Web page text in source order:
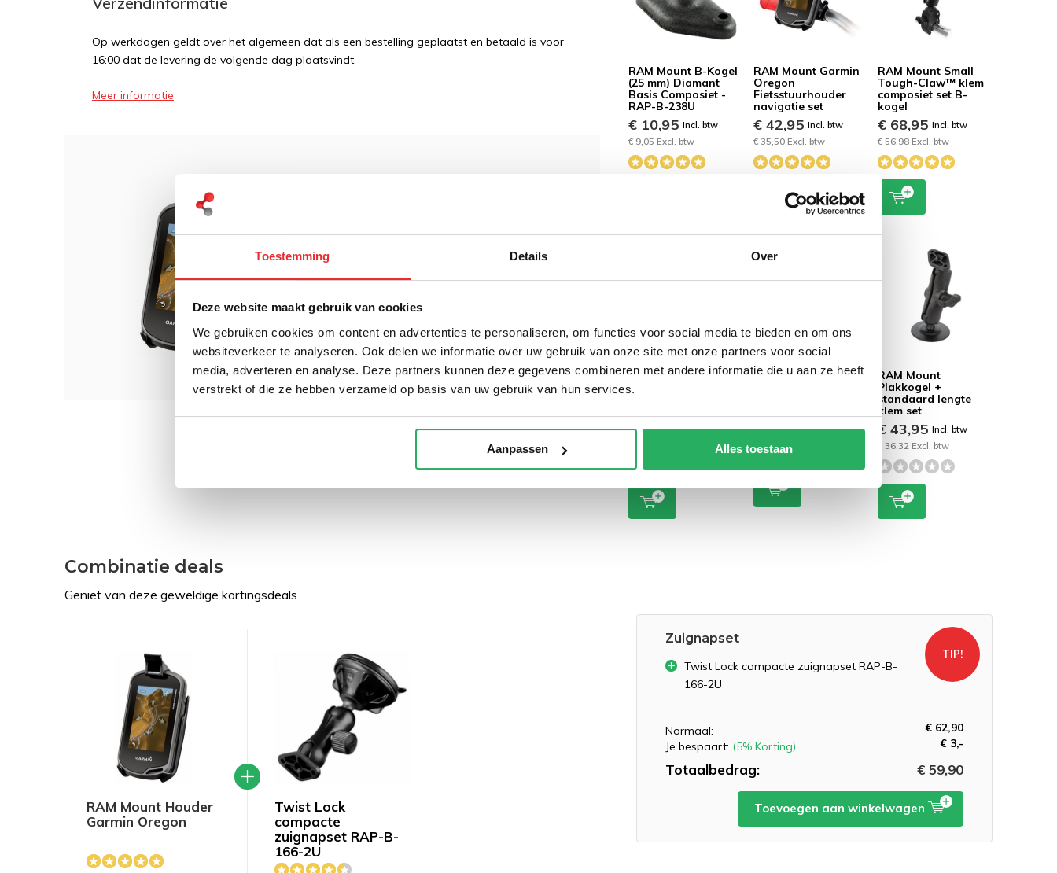
Toestemming Details Over
Deze website maakt gebruik van cookies
We gebruiken cookies om content en advertenties te personaliseren, om functies voor social media te bieden en om ons
websiteverkeer te analyseren. Ook delen we informatie over uw gebruik van onze site met onze partners voor social
media, adverteren en analyse. Deze partners kunnen deze gegevens combineren met andere informatie die u aan ze heeft
verstrekt of die ze hebben verzameld op basis van uw gebruik van hun services.
Aanpassen Alles toestaan
Op werkdagen geldt over het algemeen dat als een bestelling geplaatst en betaald is voor
16:00 dat de levering de volgende dag plaatsvindt.
Meer informatie
Oregon
€ 22,95
winkelwagen
RAM Mount B-Kogel
(25 mm) Diamant
Basis Composiet -
RAP-B-238U
€ 10,95Incl. btw
€ 9,05 Excl. btw
RAM Mount Garmin
Oregon
Fietsstuurhouder
navigatie set
€ 42,95 Incl. btw
€ 35,50 Excl. btw
RAM Mount Small
Tough-Claw™ klem
composiet set B-
kogel
€ 68,95Incl. btw
€ 56,98 Excl. btw
RAM Mount Twist
Lock compacte
€ 39,95Incl. btw
RAM Mount
€ 42,95Incl. btw
RAM Mount
Plakkogel +
standaard lengte
klem set
€ 43,95Incl. btw
€ 36,32 Excl. btw
Combinatie deals
Geniet van deze geweldige kortingsdeals
RAM Mount Houder
Garmin Oregon
Twist Lock
compacte
zuignapset RAP-B-
166-2U
Zuignapset
Twist Lock compacte zuignapset RAP-B-
166-2U
Normaal:
€ 62,90
Je bespaart: (5% Korting) € 3,-
Totaalbedrag: € 59,90
TIP!
Toevoegen aan winkelwagen